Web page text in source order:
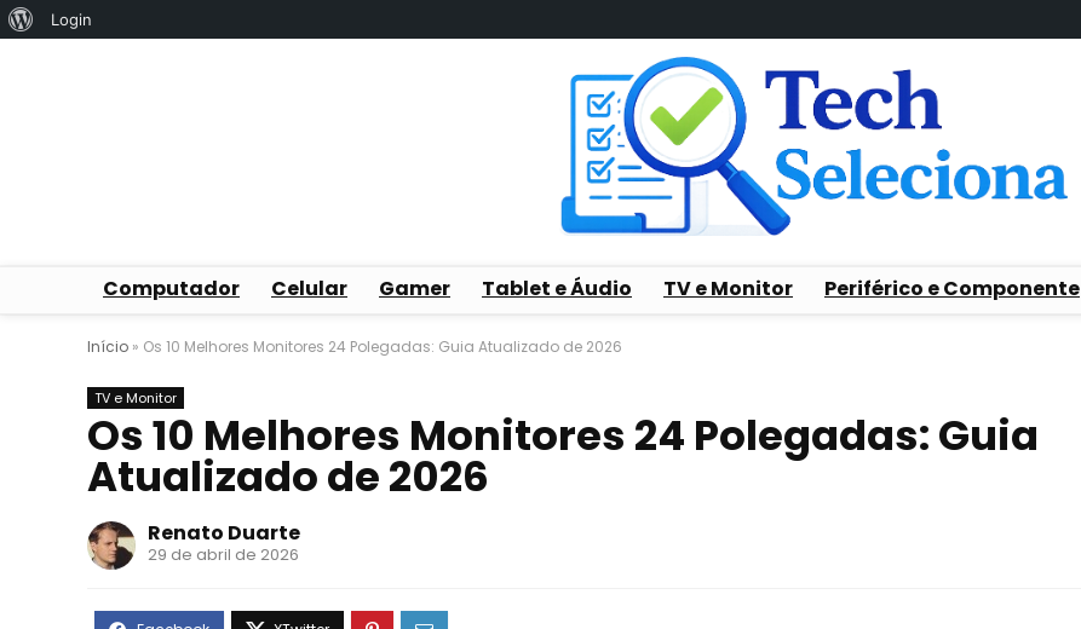
Sobre
Login
Computador Celular Gamer Tablet e Áudio TV e Monitor Periférico e Componente
Início » Os 10 Melhores Monitores 24 Polegadas: Guia Atualizado de 2026
TV e Monitor
Os 10 Melhores Monitores 24 Polegadas: Guia
Atualizado de 2026
Renato Duarte
29 de abril de 2026